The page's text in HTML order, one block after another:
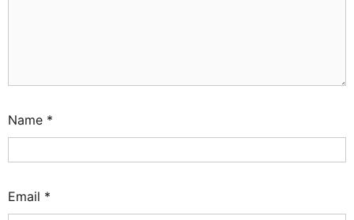
Name *
Email *